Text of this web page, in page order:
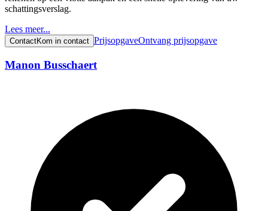
schattingsverslag.
Lees meer...
ContactKom in contact PrijsopgaveOntvang prijsopgave
Manon Busschaert